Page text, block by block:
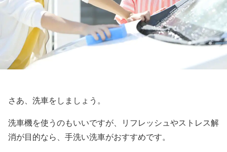
さあ、洗車をしましょう。
洗車機を使うのもいいですが、リフレッシュやストレス解
消が目的なら、手洗い洗車がおすすめです。